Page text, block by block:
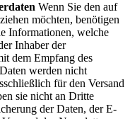
Wenn Sie den auf
möchten, benötigen
Informationen, welche
Inhaber der
dem Empfang des
werden nicht
für den Versand
sie nicht an Dritte
der Daten, der E-